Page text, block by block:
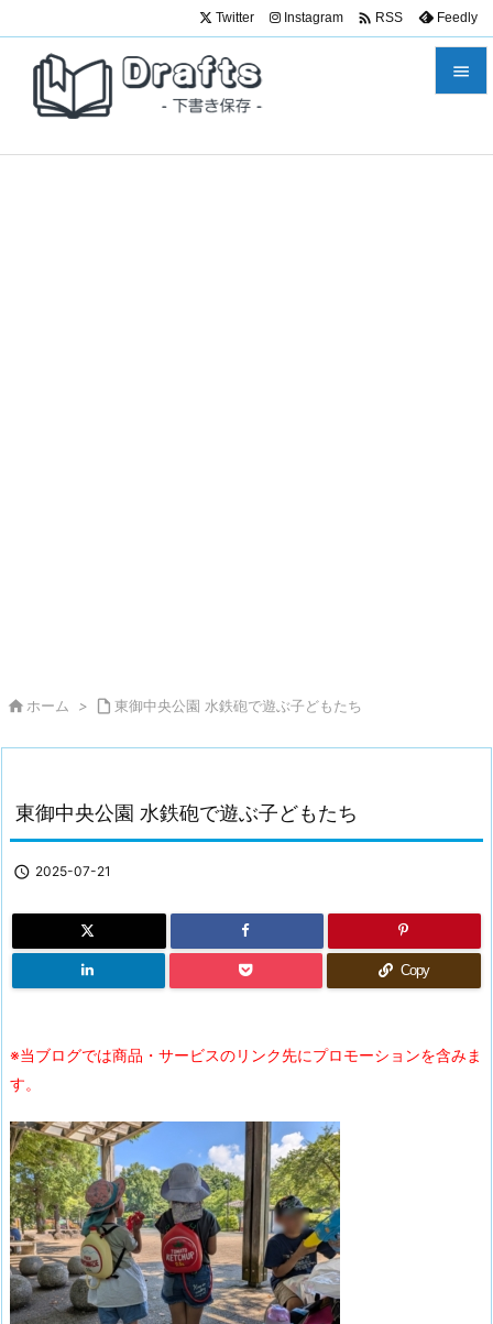

Twitter Instagram  RSS Feedly
 ホーム >  東御中央公園 水鉄砲で遊ぶ子どもたち
東御中央公園 水鉄砲で遊ぶ子どもたち
 2025-07-21
Copy
※当ブログでは商品・サービスのリンク先にプロモーションを含みま
す。